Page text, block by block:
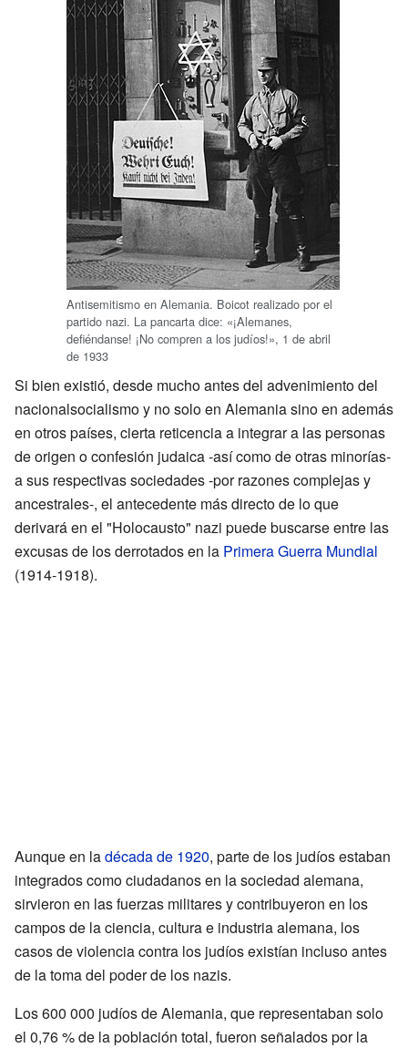
Antisemitismo en Alemania. Boicot realizado por el
partido nazi. La pancarta dice: «¡Alemanes,
defiéndanse! ¡No compren a los judíos!», 1 de abril
de 1933
Si bien existió, desde mucho antes del advenimiento del
nacionalsocialismo y no solo en Alemania sino en además
en otros países, cierta reticencia a integrar a las personas
de origen o confesión judaica -así como de otras minorías-
a sus respectivas sociedades -por razones complejas y
ancestrales-, el antecedente más directo de lo que
derivará en el "Holocausto" nazi puede buscarse entre las
excusas de los derrotados en la Primera Guerra Mundial
(1914-1918).
Aunque en ladécada de 1920, parte de los judíos estaban
integrados como ciudadanos en la sociedad alemana,
sirvieron en las fuerzas militares y contribuyeron en los
campos de la ciencia, cultura e industria alemana, los
casos de violencia contra los judíos existían incluso antes
de la toma del poder de los nazis.
Los 600 000 judíos de Alemania, que representaban solo
el 0,76 % de la población total, fueron señalados por la